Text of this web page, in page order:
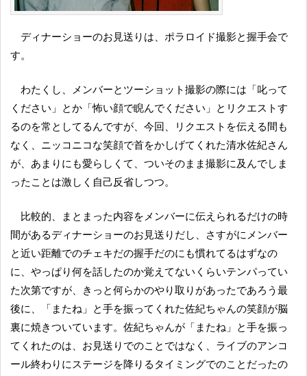
ディナーショーのお見送りは、ポラロイド撮影と握手会で
す。
わたくし、メンバーとツーショット撮影の際には「叱って
ください」とか「怖い顔で睨んでください」とリクエストす
るのを常としてるんですが、今回、リクエストを伝える間も
なく、ニッコニコな笑顔で首をかしげてくれた清水佐紀さん
が、あまりにも愛らしくて、ついそのまま撮影に及んでしま
ったことは激しく自己反省しつつ。
比較的、まとまった内容をメンバーに伝えられるだけの時
間があるディナーショーのお見送りだし、さすがにメンバー
と近い距離でのチェキだの握手だのにも慣れてるはずなの
に、やっぱり何を話したのか覚えてないくらいテンパってい
た次第ですが、きっと何らかのやり取りがあったであろう最
後に、「またね」と手を振ってくれた佐紀ちゃんの笑顔が脳
裏に焼きついています。佐紀ちゃんが「またね」と手を振っ
てくれたのは、お見送りでのことではなく、ライブのアンコ
ール終わりにステージを降りるタイミングでのことだったの